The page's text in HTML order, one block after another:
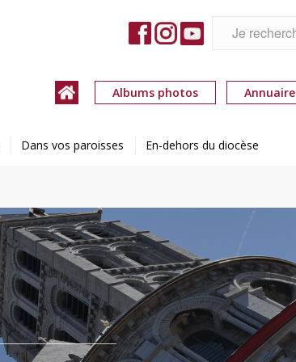
Albums photos Annuaire
Dans vos paroisses En-dehors du diocèse